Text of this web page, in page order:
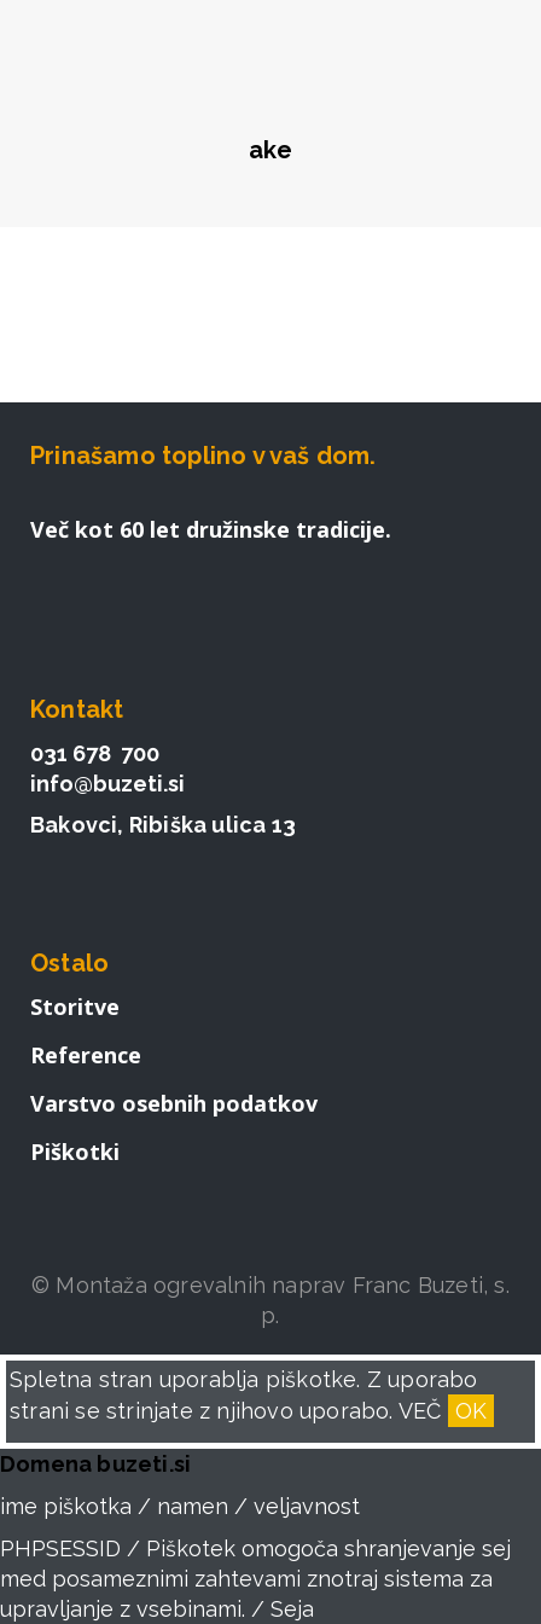
ake
Prinašamo toplino v vaš dom.
Več kot 60 let družinske tradicije.
Kontakt
031 678 700
info@buzeti.si
Bakovci, Ribiška ulica 13
Ostalo
Storitve
Reference
Varstvo osebnih podatkov
Piškotki
© Montaža ogrevalnih naprav Franc Buzeti, s.
p.
Spletna stran uporablja piškotke. Z uporabo
strani se strinjate z njihovo uporabo. VEČ OK
Domena buzeti.si
ime piškotka / namen / veljavnost
PHPSESSID / Piškotek omogoča shranjevanje sej
med posameznimi zahtevami znotraj sistema za
upravljanje z vsebinami. / Seja